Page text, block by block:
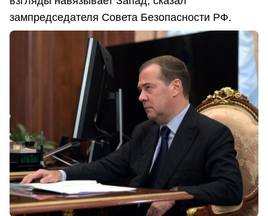
зампредседателя Совета Безопасности РФ.